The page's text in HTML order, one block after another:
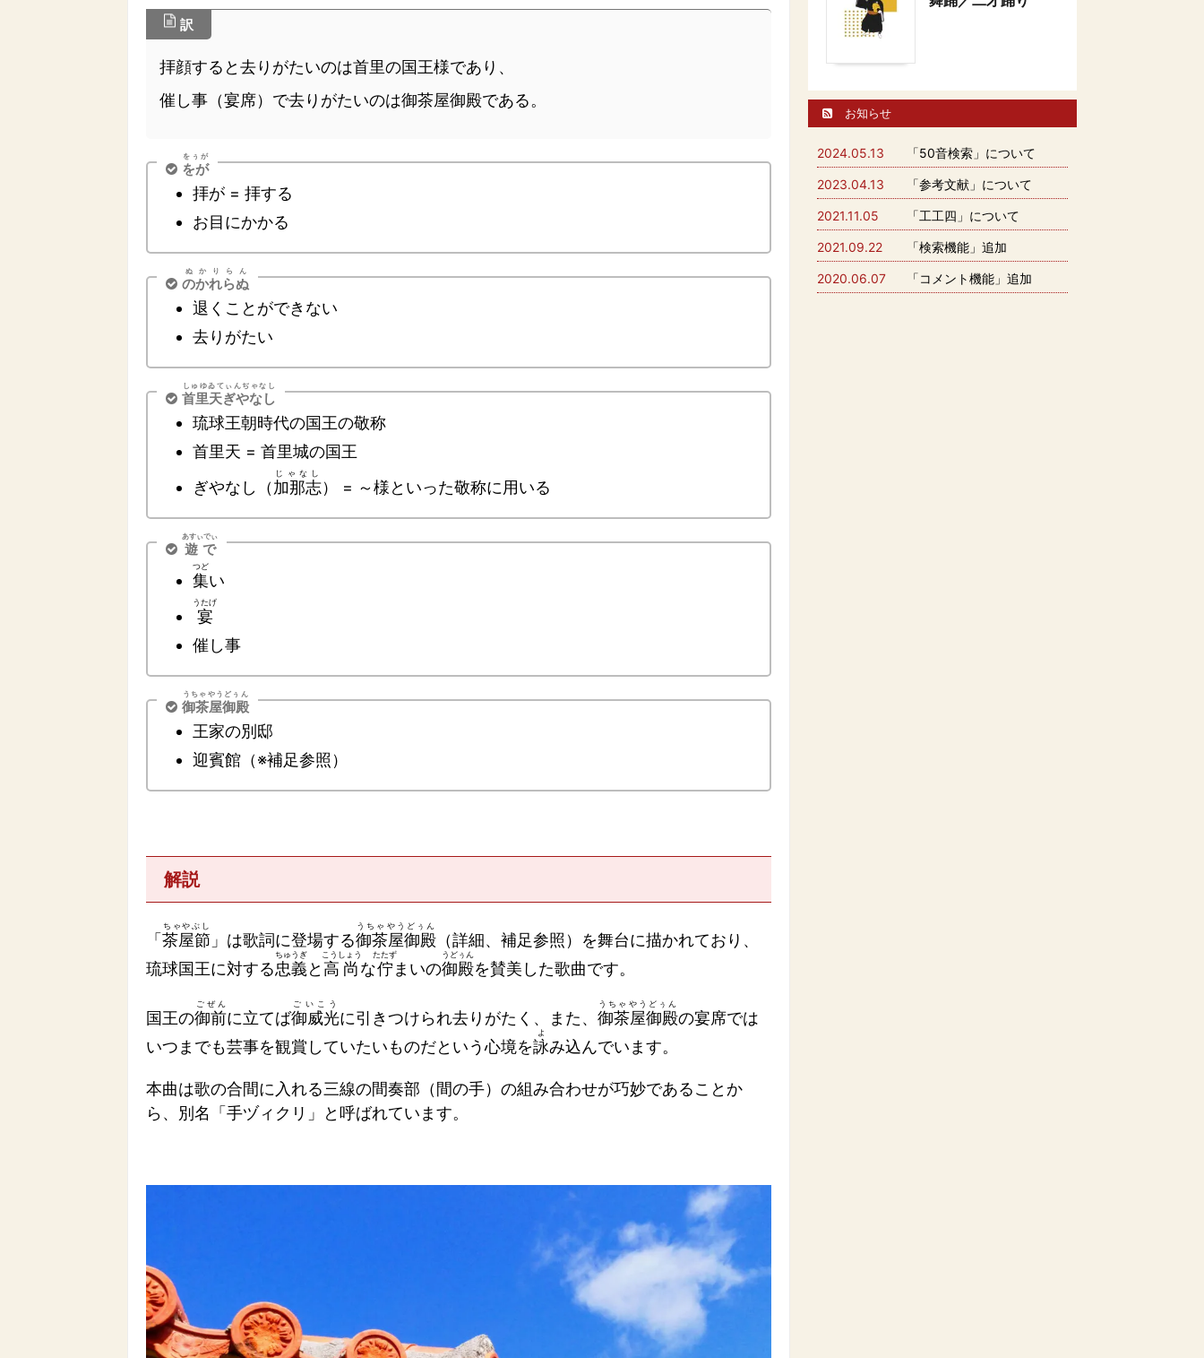
訳
拝顔すると去りがたいのは首里の国王様であり、
催し事（宴席）で去りがたいのは御茶屋御殿である。
をが
をぅが
拝が = 拝する
お目にかかる
のかれらぬ
ぬかりらん
退くことができない
去りがたい
首里天ぎやなし
しゅゆゐてぃんぢゃなし
琉球王朝時代の国王の敬称
首里天 = 首里城の国王
ぎやなし（加那志
じゃなし
） = ～様といった敬称に用いる
遊で
あすぃでぃ
集
つど
い
宴
うたげ
催し事
御茶屋御殿
うちゃやうどぅん
王家の別邸
迎賓館（※補足参照）
解説
「 茶屋節
ちゃやぶし
」は歌詞に登場する御茶屋御殿
うちゃやうどぅん
（詳細、補足参照）を舞台に描かれており、
琉球国王に対する忠義
ちゅうぎ
と 高尚
こうしょう
な佇
たたず
まいの御殿
うどぅん
を賛美した歌曲です。
国王の御前
ごぜん
に立てば御威光
ごいこう
に引きつけられ去りがたく、また、 御茶屋御殿
うちゃやうどぅん
の宴席では
いつまでも芸事を観賞していたいものだという心境を詠
よ
み込んでいます。
本曲は歌の合間に入れる三線の間奏部（間の手）の組み合わせが巧妙であることか
ら、別名「手ヅィクリ」と呼ばれています。
お知らせ
2024.05.13 「50音検索」について
2023.04.13 「参考文献」について
2021.11.05 「工工四」について
2021.09.22 「検索機能」追加
2020.06.07 「コメント機能」追加